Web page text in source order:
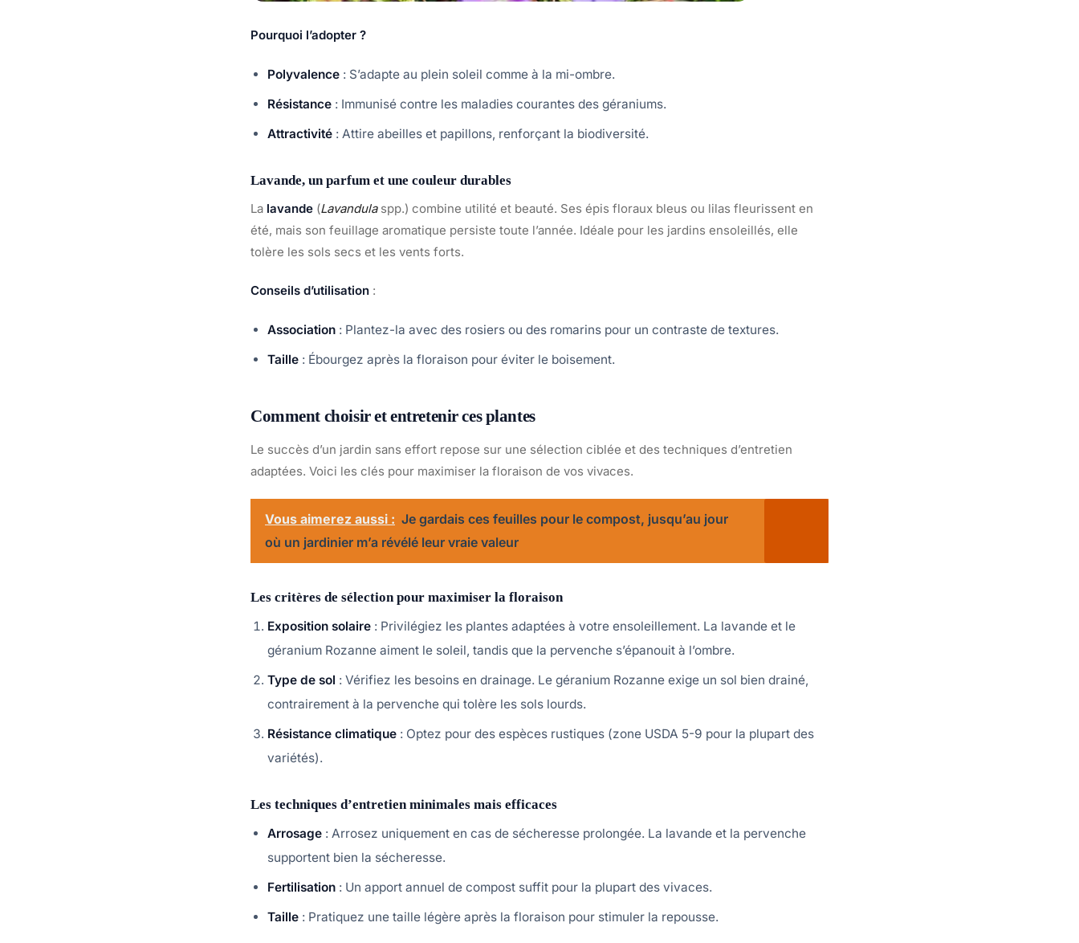
Pourquoi l’adopter ?
Polyvalence : S’adapte au plein soleil comme à la mi-ombre.
Résistance : Immunisé contre les maladies courantes des géraniums.
Attractivité : Attire abeilles et papillons, renforçant la biodiversité.
Lavande, un parfum et une couleur durables
La lavande (Lavandulaspp.) combine utilité et beauté. Ses épis floraux bleus ou lilas fleurissent en
été, mais son feuillage aromatique persiste toute l’année. Idéale pour les jardins ensoleillés, elle
tolère les sols secs et les vents forts.
Conseils d’utilisation :
Association : Plantez-la avec des rosiers ou des romarins pour un contraste de textures.
Taille : Ébourgez après la floraison pour éviter le boisement.
Comment choisir et entretenir ces plantes
Le succès d’un jardin sans effort repose sur une sélection ciblée et des techniques d’entretien
adaptées. Voici les clés pour maximiser la floraison de vos vivaces.
Vous aimerez aussi : Je gardais ces feuilles pour le compost, jusqu’au jour
où un jardinier m’a révélé leur vraie valeur
Les critères de sélection pour maximiser la floraison
Exposition solaire : Privilégiez les plantes adaptées à votre ensoleillement. La lavande et le
géranium Rozanne aiment le soleil, tandis que la pervenche s’épanouit à l’ombre.
Type de sol : Vérifiez les besoins en drainage. Le géranium Rozanne exige un sol bien drainé,
contrairement à la pervenche qui tolère les sols lourds.
Résistance climatique : Optez pour des espèces rustiques (zone USDA 5-9 pour la plupart des
variétés).
Les techniques d’entretien minimales mais efficaces
Arrosage : Arrosez uniquement en cas de sécheresse prolongée. La lavande et la pervenche
supportent bien la sécheresse.
Fertilisation : Un apport annuel de compost suffit pour la plupart des vivaces.
Taille : Pratiquez une taille légère après la floraison pour stimuler la repousse.